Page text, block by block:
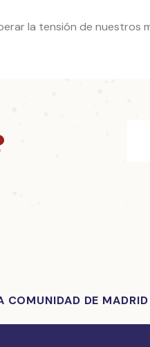
la tensión de nuestros
COMUNIDAD DE